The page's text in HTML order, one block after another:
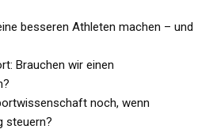
besseren Athleten machen – und
Brauchen wir einen
noch, wenn
steuern?